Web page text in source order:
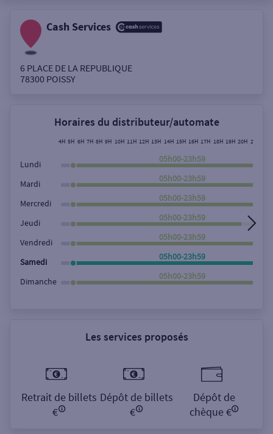
Autour de moi
Rue
Rechercher
Cash Services
6 PLACE DE LA REPUBLIQUE
78300 POISSY
Horaires du distributeur/automate
4H 5H 6H 7H 8H 9H 10H 11H 12H 13H 14H 15H 16H 17H 18H 19H 20H 21H
Lundi
05h00-23h59
Mardi
05h00-23h59
Mercredi
05h00-23h59
Jeudi
05h00-23h59
Vendredi
05h00-23h59
Samedi
05h00-23h59
Dimanche
05h00-23h59
Les services proposés
Retrait de billets
€
Dépôt de billets
€
Dépôt de
chèque €